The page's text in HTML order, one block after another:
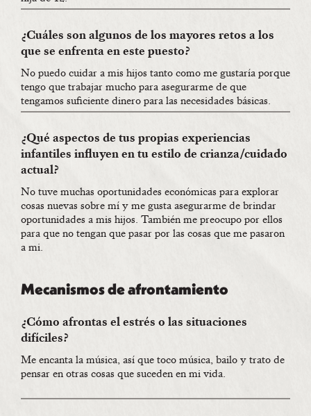
¿Cuáles son algunos de los mayores retos a los
que se enfrenta en este puesto?
No puedo cuidar a mis hijos tanto como me gustaría porque
tengo que trabajar mucho para asegurarme de que
tengamos suficiente dinero para las necesidades básicas.
¿Qué aspectos de tus propias experiencias
infantiles influyen en tu estilo de crianza/cuidado
actual?
No tuve muchas oportunidades económicas para explorar
cosas nuevas sobre mí y me gusta asegurarme de brindar
oportunidades a mis hijos. También me preocupo por ellos
para que no tengan que pasar por las cosas que me pasaron
a mi.
Mecanismos de afrontamiento
¿Cómo afrontas el estrés o las situaciones
difíciles?
Me encanta la música, así que toco música, bailo y trato de
pensar en otras cosas que suceden en mi vida.